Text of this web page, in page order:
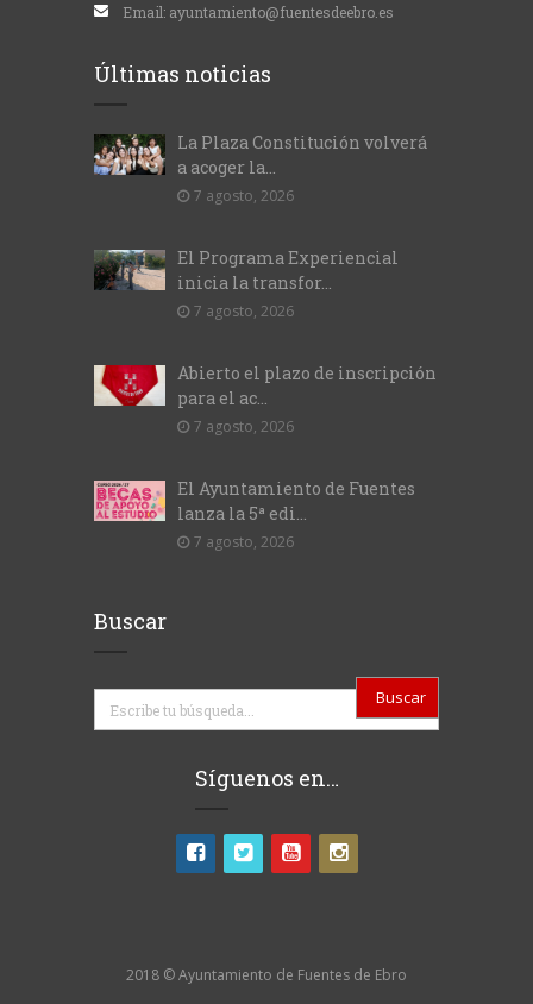
Email: ayuntamiento@fuentesdeebro.es
Últimas noticias
La Plaza Constitución volverá
a acoger la...
7 agosto, 2026
El Programa Experiencial
inicia la transfor...
7 agosto, 2026
Abierto el plazo de inscripción
para el ac...
7 agosto, 2026
El Ayuntamiento de Fuentes
lanza la 5ª edi...
7 agosto, 2026
Buscar
Buscar
Síguenos en…
2018 © Ayuntamiento de Fuentes de Ebro